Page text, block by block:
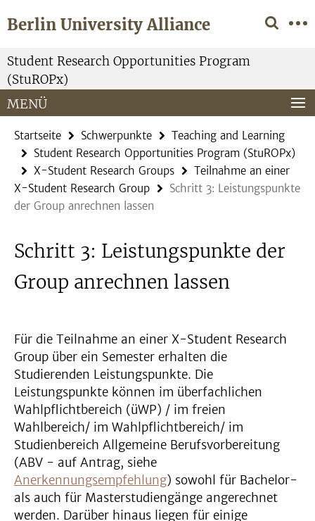
direkt
Inhalt
Berlin University Alliance
Service-
Navigation
Student Research Opportunities Program
(StuROPx)
MENÜ
Startseite Schwerpunkte
Teaching and Learning
Student Research Opportunities Program (StuROPx)
X-Student Research Groups
Teilnahme an einer
X-Student Research Group
Schritt 3: Leistungspunkte
der Group anrechnen lassen
Schritt 3: Leistungspunkte der
Group anrechnen lassen
Für die Teilnahme an einer X-Student Research
Group über ein Semester erhalten die
Studierenden Leistungspunkte. Die
Leistungspunkte können im überfachlichen
Wahlpflichtbereich (üWP) / im freien
Wahlbereich/ im Wahlpflichtbereich/ im
Studienbereich Allgemeine Berufsvorbereitung
(ABV - auf Antrag, siehe
Anerkennungsempfehlung) sowohl für Bachelor-
als auch für Masterstudiengänge angerechnet
werden. Darüber hinaus liegen für einige